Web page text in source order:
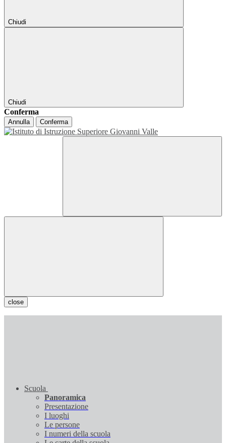
Chiudi
Chiudi
Conferma
Annulla Conferma
close
Scuola
Panoramica
Presentazione
I luoghi
Le persone
I numeri della scuola